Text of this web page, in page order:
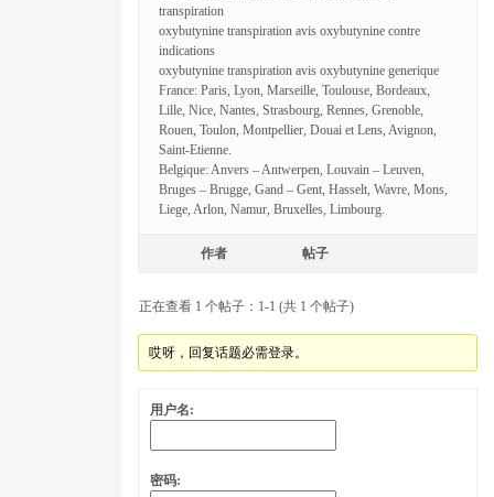
transpiration
oxybutynine transpiration avis oxybutynine contre
indications
oxybutynine transpiration avis oxybutynine generique
France: Paris, Lyon, Marseille, Toulouse, Bordeaux,
Lille, Nice, Nantes, Strasbourg, Rennes, Grenoble,
Rouen, Toulon, Montpellier, Douai et Lens, Avignon,
Saint-Etienne.
Belgique: Anvers – Antwerpen, Louvain – Leuven,
Bruges – Brugge, Gand – Gent, Hasselt, Wavre, Mons,
Liege, Arlon, Namur, Bruxelles, Limbourg.
作者 帖子
正在查看 1 个帖子：1-1 (共 1 个帖子)
哎呀，回复话题必需登录。
用户名:
密码: